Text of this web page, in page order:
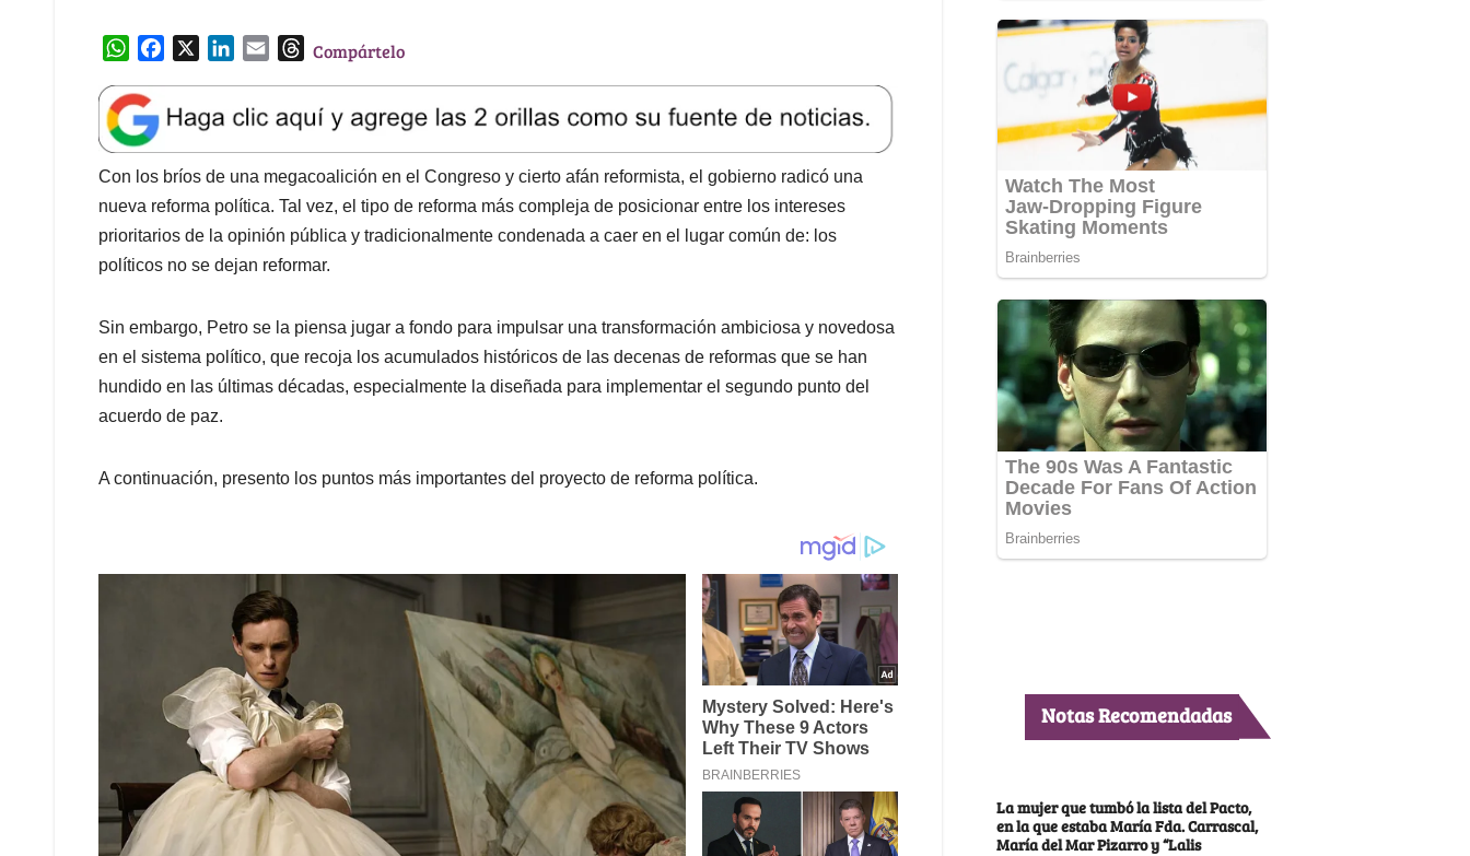
W
a
t
s
A
p
p
e
b
o
o
k
k
e
d
I
n
l
T
e
a
d
s
Compártelo
Con los bríos de una megacoalición en el Congreso y cierto afán reformista, el gobierno radicó una
nueva reforma política. Tal vez, el tipo de reforma más compleja de posicionar entre los intereses
prioritarios de la opinión pública y tradicionalmente condenada a caer en el lugar común de: los
políticos no se dejan reformar.
Sin embargo, Petro se la piensa jugar a fondo para impulsar una transformación ambiciosa y novedosa
en el sistema político, que recoja los acumulados históricos de las decenas de reformas que se han
hundido en las últimas décadas, especialmente la diseñada para implementar el segundo punto del
acuerdo de paz.
A continuación, presento los puntos más importantes del proyecto de reforma política.
Notas Recomendadas
La mujer que tumbó la lista del Pacto,
en la que estaba María Fda. Carrascal,
María del Mar Pizarro y “Lalis